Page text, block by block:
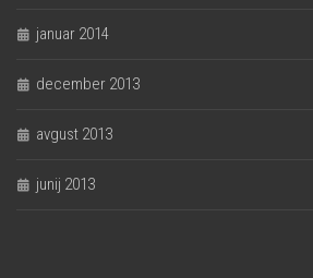
januar 2014
december 2013
avgust 2013
junij 2013